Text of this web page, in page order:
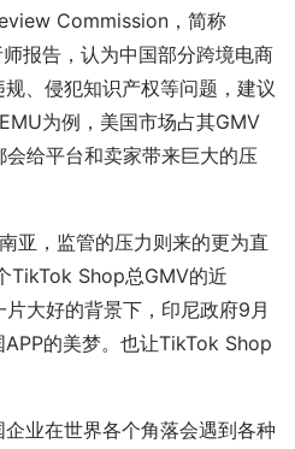
Commission，简称
报告，认为中国部分跨境电商
、侵犯知识产权等问题，建议
为例，美国市场占其GMV
给平台和卖家带来巨大的压
亚，监管的压力则来的更为直
TikTok Shop总GMV的近
大好的背景下，印尼政府9月
的美梦。也让TikTok Shop
业在世界各个角落会遇到各种